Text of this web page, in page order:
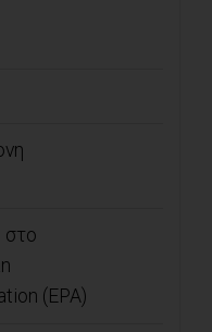
(EPA)